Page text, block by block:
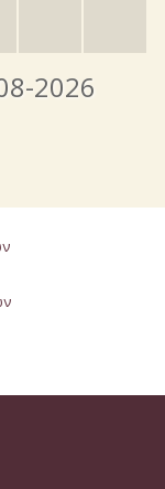
2026